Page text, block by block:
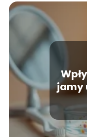
jamy
co